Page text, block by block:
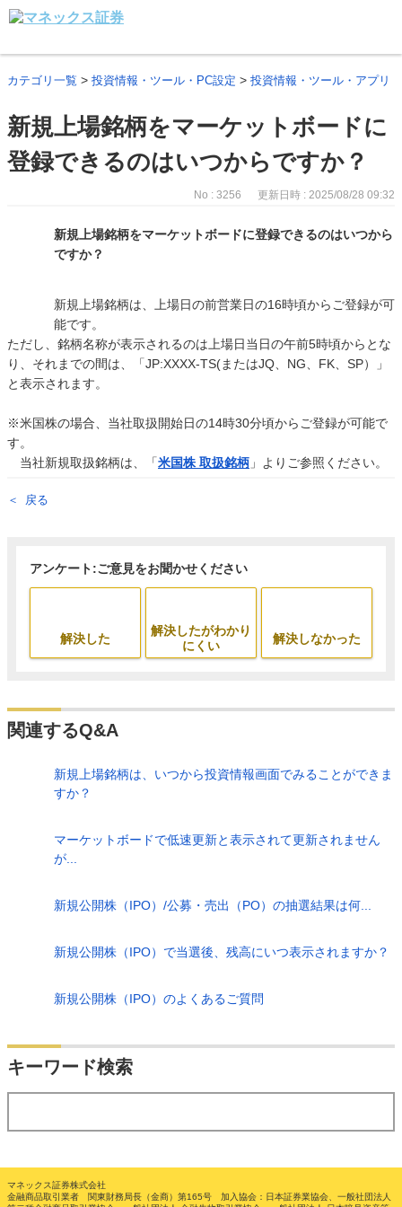
カテゴリ一覧 > 投資情報・ツール・PC設定 > 投資情報・ツール・アプリ
新規上場銘柄をマーケットボードに
登録できるのはいつからですか？
No : 3256 更新日時 : 2025/08/28 09:32
新規上場銘柄をマーケットボードに登録できるのはいつから
ですか？
新規上場銘柄は、上場日の前営業日の16時頃からご登録が可
能です。
ただし、銘柄名称が表示されるのは上場日当日の午前5時頃からとな
り、それまでの間は、「JP:XXXX-TS(またはJQ、NG、FK、SP）」
と表示されます。
※米国株の場合、当社取扱開始日の14時30分頃からご登録が可能で
す。
当社新規取扱銘柄は、「米国株 取扱銘柄 」よりご参照ください。
戻る
アンケート:ご意見をお聞かせください
解決した
解決したがわかり
にくい
解決しなかった
関連するQ&A
新規上場銘柄は、いつから投資情報画面でみることができま
すか？
マーケットボードで低速更新と表示されて更新されません
が...
新規公開株（IPO）/公募・売出（PO）の抽選結果は何...
新規公開株（IPO）で当選後、残高にいつ表示されますか？
新規公開株（IPO）のよくあるご質問
キーワード検索
マネックス証券株式会社
金融商品取引業者 関東財務局長（金商）第165号 加入協会：日本証券業協会、一般社団法人